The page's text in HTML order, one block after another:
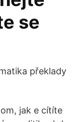
se
překlady
jak e cítíte